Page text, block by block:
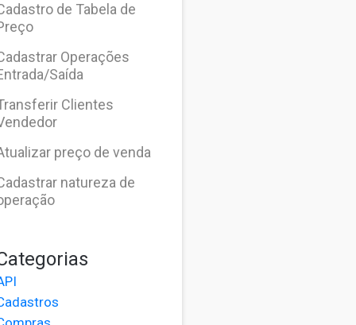
de Tabela de
Operações
Saída
Clientes
preço de venda
natureza de